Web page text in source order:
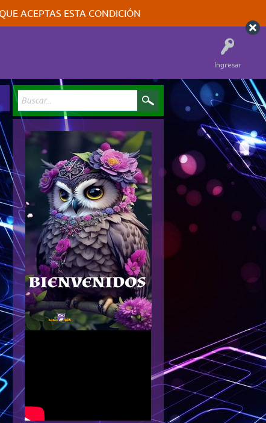
ACEPTAS ESTA CONDICIÓN
Ingresar